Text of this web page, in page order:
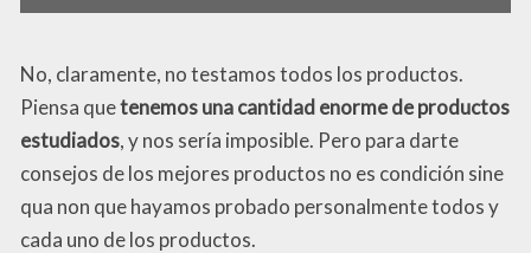
No, claramente, no testamos todos los productos.
Piensa quetenemos una cantidad enorme de productos
estudiados, y nos sería imposible. Pero para darte
consejos de los mejores productos no es condición sine
qua non que hayamos probado personalmente todos y
cada uno de los productos.